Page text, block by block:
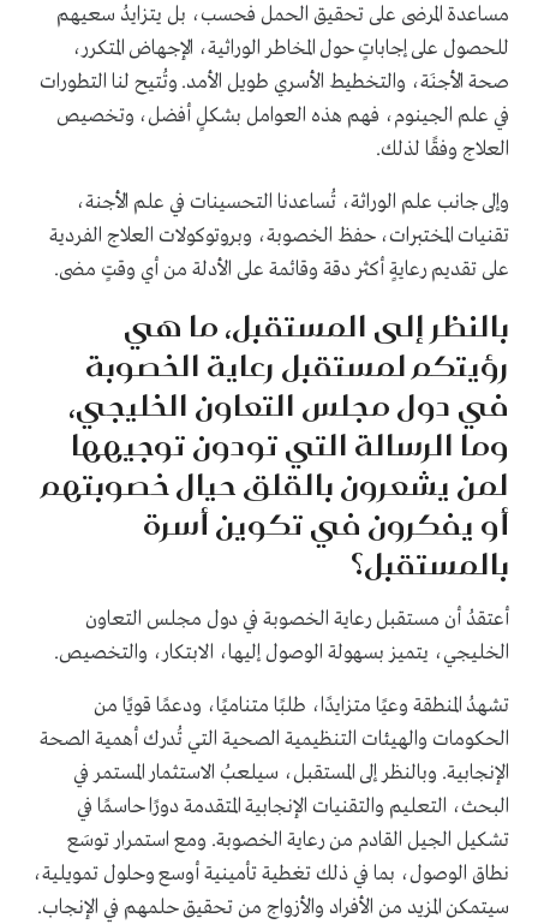
مساعدة المرضى على تحقيق الحمل فحسب، بل يتزايدُ سعيهم
للحصول على إجاباتٍ حول المخاطر الوراثية، الإجهاض المتكرر،
صحة الأجنَة، والتخطيط الأسري طويل الأمد. وتُتيح لنا التطورات
في علم الجينوم، فهم هذه العوامل بشكلٍ أفضل، وتخصيص
العلاج وفقًا لذلك.
وإلى جانب علم الوراثة، تُساعدنا التحسينات في علم الأجنة،
تقنيات المختبرات، حفظ الخصوبة، وبروتوكولات العلاج الفردية
على تقديم رعايةٍ أكثر دقة وقائمة على الأدلة من أي وقتٍ مضى.
بالنظر إلى المستقبل، ما هي
رؤيتكم لمستقبل رعاية الخصوبة
في دول مجلس التعاون الخليجي،
وما الرسالة التي تودون توجيهها
لمن يشعرون بالقلق حيال خصوبتهم
أو يفكرون في تكوين أسرة
بالمستقبل؟
أعتقدُ أن مستقبل رعاية الخصوبة في دول مجلس التعاون
الخليجي، يتميز بسهولة الوصول إليها، الابتكار، والتخصيص.
تشهدُ المنطقة وعيًا متزايدًا، طلبًا متناميًا، ودعمًا قويًا من
الحكومات والهيئات التنظيمية الصحية التي تُدرك أهمية الصحة
الإنجابية. وبالنظر إلى المستقبل، سيلعبُ الاستثمار المستمر في
البحث، التعليم والتقنيات الإنجابية المتقدمة دورًا حاسمًا في
تشكيل الجيل القادم من رعاية الخصوبة. ومع استمرار توسَع
نطاق الوصول، بما في ذلك تغطية تأمينية أوسع وحلول تمويلية،
سيتمكن المزيد من الأفراد والأزواج من تحقيق حلمهم في الإنجاب.